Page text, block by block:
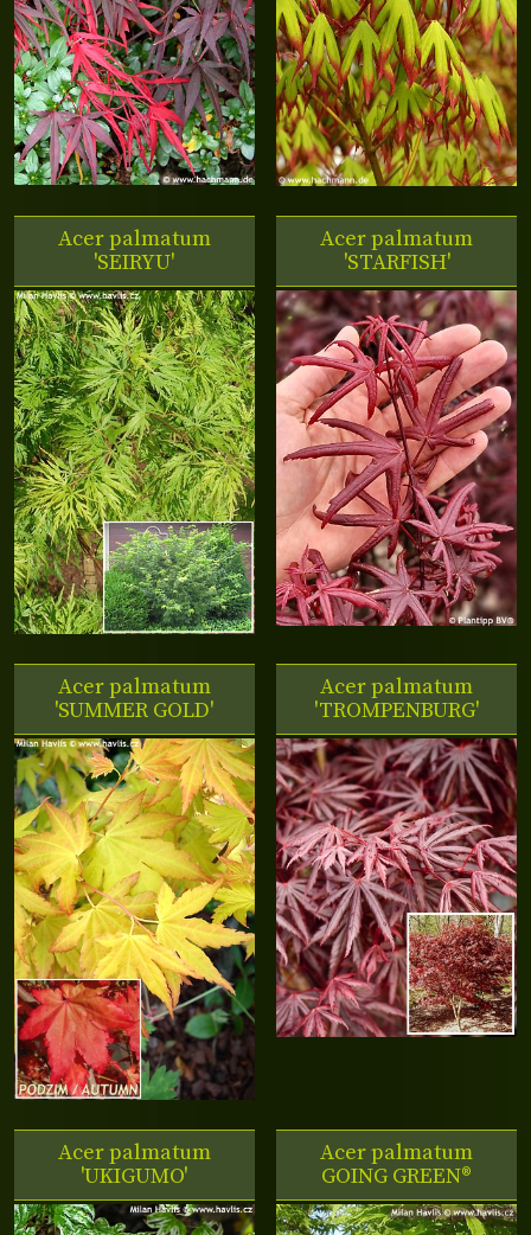
Acer palmatum
'SEIRYU'
Acer palmatum
'STARFISH'
Acer palmatum
'SUMMER GOLD'
Acer palmatum
'TROMPENBURG'
Acer palmatum
'UKIGUMO'
Acer palmatum
GOING GREEN®